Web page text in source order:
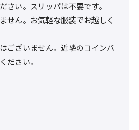
さい。スリッパは不要です。
せん。お気軽な服装でお越しく
ございません。近隣のコインパ
ださい。